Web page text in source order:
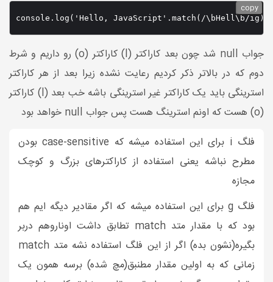
console.log('Hello, JavaScript'.match(/\bHell\b/
copy
جواب null شد چون بعد کاراکتر (l) کاراکتر (o) رو داریم و شرط
دوم که در بالاتر ذکر کردیم رعایت نشده زیرا بعد از هر کاراکتر
استرینگی باید یک کاراکتر غیر استرینگی باشه خب بعد (l) کاراکتر
(o) هست که اونم استرینگ هست پس جواب null خواهد بود
فلگ i برای این استفاده میشه که case-sensitive بودن
مطرح نباشه یعنی استفاده از کاراکترهای بزرگ و کوچک
مجازه
فلگ g برای این استفاده میشه که اگر مقادیر دیگه ایم هم
بود که با مقدار متد match تطابق داشت اوناروهم دربر
بگیره(نشون بده) اگر از این فلگ استفاده نشه متد match
زمانی که به اولین مقدار مطنبق(مچ شده) برسه همون یک